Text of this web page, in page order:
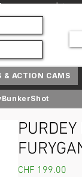
et produits
CHF 199.00
& ACTION CAMS